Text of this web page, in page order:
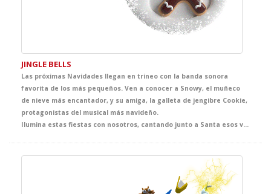
JINGLE BELLS
Las próximas Navidades llegan en trineo con la banda sonora
favorita de los más pequeños. Ven a conocer a Snowy, el muñeco
de nieve más encantador, y su amiga, la galleta de jengibre Cookie,
protagonistas del musical más navideño.